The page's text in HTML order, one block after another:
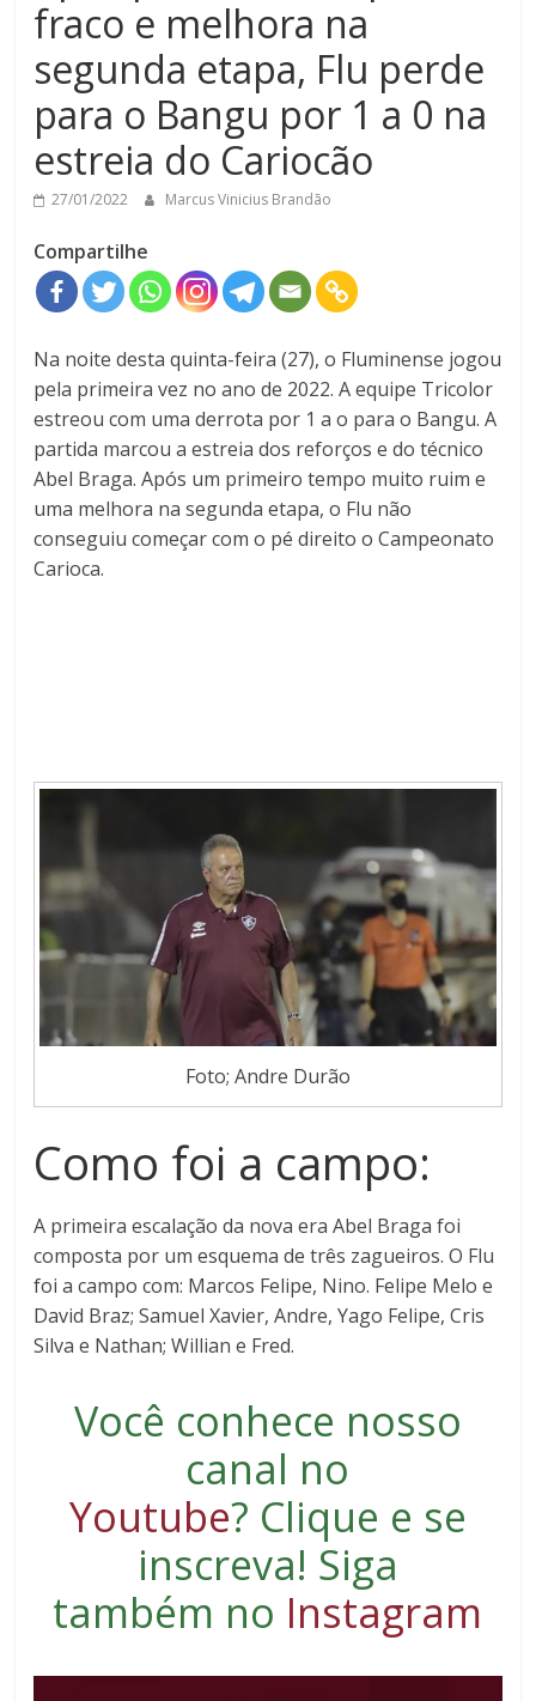
fraco e melhora na
segunda etapa, Flu perde
para o Bangu por 1 a 0 na
estreia do Cariocão
27/01/2022 Marcus Vinicius Brandão
Compartilhe
Na noite desta quinta-feira (27), o Fluminense jogou
pela primeira vez no ano de 2022. A equipe Tricolor
estreou com uma derrota por 1 a o para o Bangu. A
partida marcou a estreia dos reforços e do técnico
Abel Braga. Após um primeiro tempo muito ruim e
uma melhora na segunda etapa, o Flu não
conseguiu começar com o pé direito o Campeonato
Carioca.
Foto; Andre Durão
Como foi a campo:
A primeira escalação da nova era Abel Braga foi
composta por um esquema de três zagueiros. O Flu
foi a campo com: Marcos Felipe, Nino. Felipe Melo e
David Braz; Samuel Xavier, Andre, Yago Felipe, Cris
Silva e Nathan; Willian e Fred.
Você conhece nosso
canal no
Youtube? Clique e se
inscreva! Siga
também no Instagram